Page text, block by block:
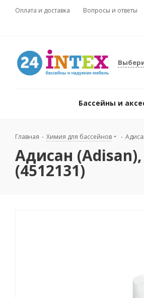
Оплата и доставка Вопросы и ответы
Бассейны и
Главная - Химия для бассейнов -
Адисан
(4512131)